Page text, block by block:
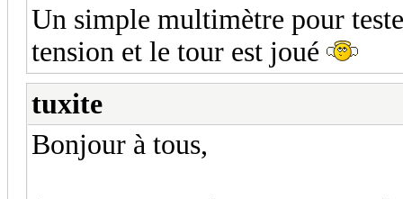
Un simple multimètre pour
tension et le tour est joué
tuxite
Bonjour à tous,